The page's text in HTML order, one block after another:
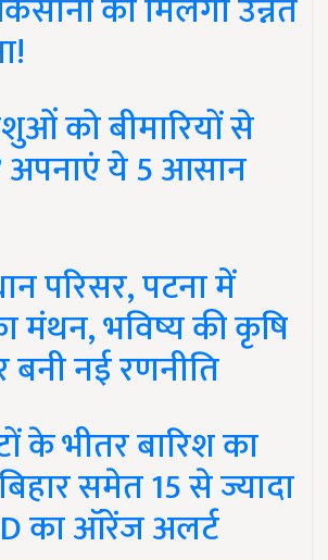
को मिलेगी उन्नत
को बीमारियों से
ये 5 आसान
परिसर, पटना में
मंथन, भविष्य की कृषि
नई रणनीति
के भीतर बारिश का
समेत 15 से ज्यादा
का ऑरेंज अलर्ट